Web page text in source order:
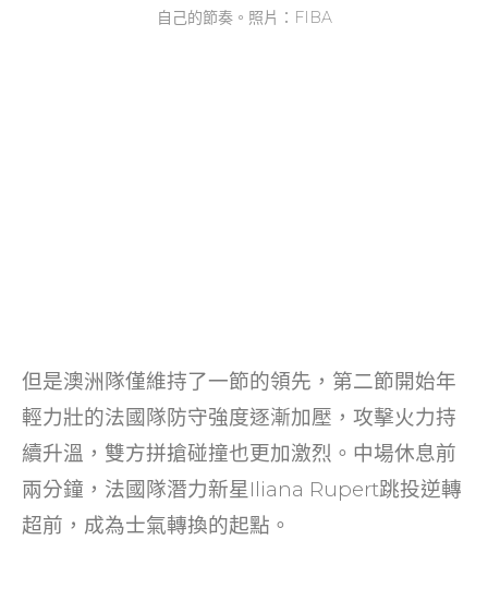
自己的節奏。照片：FIBA
但是澳洲隊僅維持了一節的領先，第二節開始年
輕力壯的法國隊防守強度逐漸加壓，攻擊火力持
續升溫，雙方拼搶碰撞也更加激烈。中場休息前
兩分鐘，法國隊潛力新星Iliana Rupert跳投逆轉
超前，成為士氣轉換的起點。